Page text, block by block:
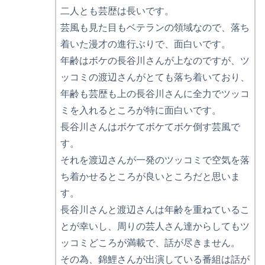
二人とも芸歴は長いです。
芸風も見た目もベテランの領域なので、落ち
着いた漫才の進行ぶりで、面白いです。
年齢はボケの長谷川さんが上なのですが、ツ
ッコミの渡辺さんがとても落ち着いており、
年齢も芸歴も上の長谷川さんに全力でツッコ
ミを入れるところが特に面白いです。
長谷川さんはボケてボケてボケ倒す芸風で
す。
それを渡辺さんが一発のツッコミで空気を落
ち着かせるところが良いところだと思いま
す。
長谷川さんと渡辺さんは年齢を重ねているこ
とが幸いし、周りの芸人さん達からしてもツ
ッコミどころが満載で、話が尽きません。
その為、錦鯉さんが出演している番組は話が